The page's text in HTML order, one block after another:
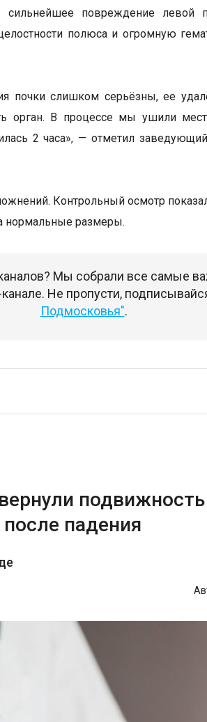
повреждение левой
полюса и огромную
почки слишком серьёзны, ее
орган. В процессе мы ушили
2 часа», — отметил
Контрольный осмотр
нормальные размеры.
Мы собрали все самые
Не пропусти,
Подмосковья".
падения